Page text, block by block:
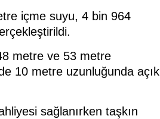
içme suyu, 4 bin 964
metre ve 53 metre
10 metre uzunluğunda açık
sağlanırken taşkın